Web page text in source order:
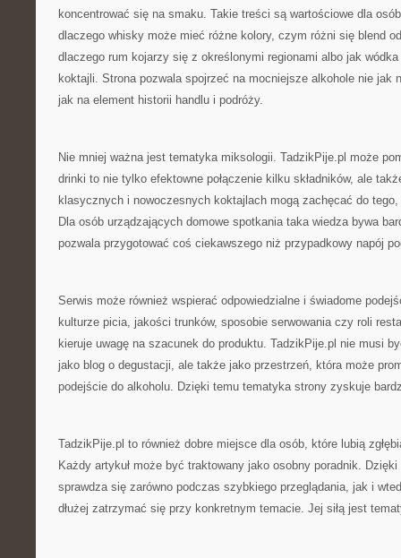
koncentrować się na smaku. Takie treści są wartościowe dla
dlaczego whisky może mieć różne kolory, czym różni się blend
dlaczego rum kojarzy się z określonymi regionami albo jak
koktajli. Strona pozwala spojrzeć na mocniejsze alkohole nie jak
jak na element historii handlu i podróży.
Nie mniej ważna jest tematyka miksologii. TadzikPije.pl może
drinki to nie tylko efektowne połączenie kilku składników, ale
klasycznych i nowoczesnych koktajlach mogą zachęcać do
Dla osób urządzających domowe spotkania taka wiedza bywa
pozwala przygotować coś ciekawszego niż przypadkowy napój
Serwis może również wspierać odpowiedzialne i świadome
kulturze picia, jakości trunków, sposobie serwowania czy roli
kieruje uwagę na szacunek do produktu. TadzikPije.pl nie musi
jako blog o degustacji, ale także jako przestrzeń, która może
podejście do alkoholu. Dzięki temu tematyka strony zyskuje
TadzikPije.pl to również dobre miejsce dla osób, które lubią
Każdy artykuł może być traktowany jako osobny poradnik.
sprawdza się zarówno podczas szybkiego przeglądania, jak i
dłużej zatrzymać się przy konkretnym temacie. Jej siłą jest